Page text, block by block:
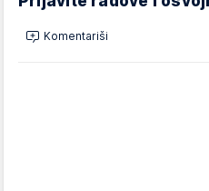
Komentariši